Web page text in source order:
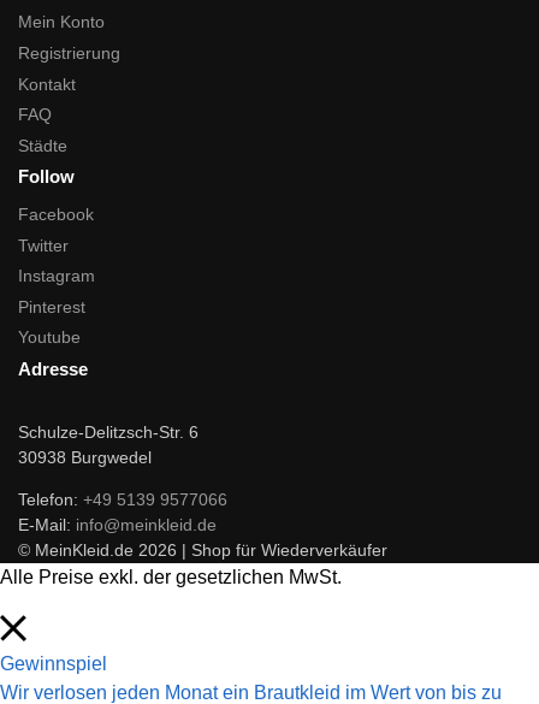
Mein Konto
Registrierung
Kontakt
FAQ
Städte
Follow
Facebook
Twitter
Instagram
Pinterest
Youtube
Adresse
Schulze-Delitzsch-Str. 6
30938 Burgwedel
Telefon: +49 5139 9577066
E-Mail: info@meinkleid.de
© MeinKleid.de 2026 | Shop für Wiederverkäufer
Alle Preise exkl. der gesetzlichen MwSt.
Gewinnspiel
Wir verlosen jeden Monat ein Brautkleid im Wert von bis zu